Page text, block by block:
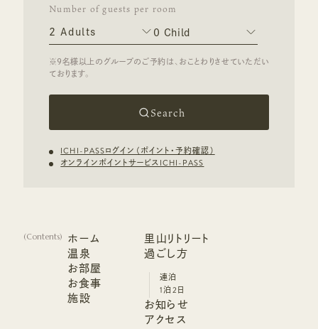
Number of guests per room
Search
ICHI-PASSログイン（ポイント・予約確認）
オンラインポイントサービスICHI-PASS
(Contents)
ホーム
ホーム
温泉
温泉
お部屋
お部屋
お食事
お食事
施設
里山リトリート
里山リトリート
過ごし方
過ごし方
連泊
連泊
1泊2日
1泊2日
お知らせ
お知らせ
アクセス